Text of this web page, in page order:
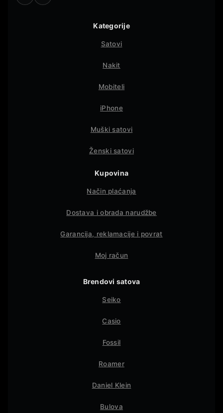
Kategorije
Satovi
Nakit
Mobiteli
iPhone
Muški satovi
Ženski satovi
Kupovina
Način plaćanja
Dostava i obrada narudžbe
Garancija, reklamacije i povrat
Moj račun
Brendovi satova
Seiko
Casio
Fossil
Roamer
Daniel Klein
Bulova